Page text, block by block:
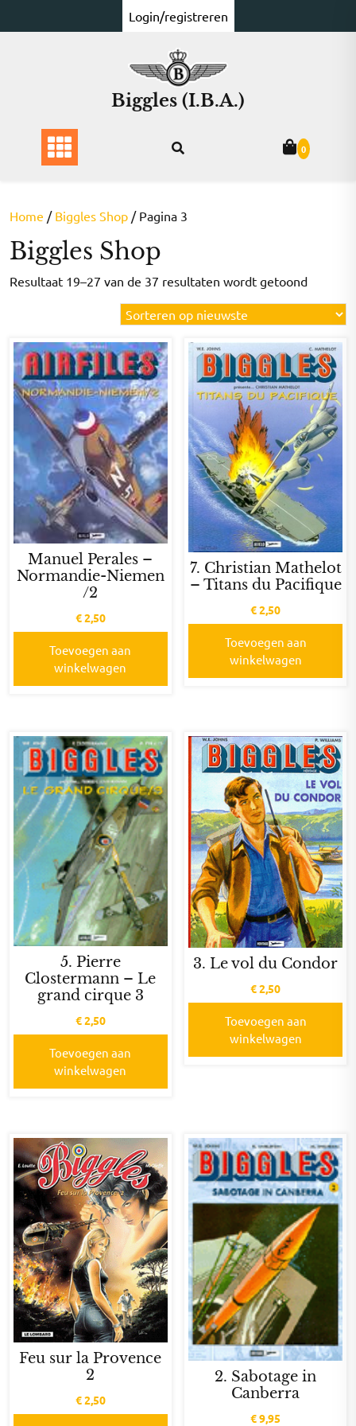
naar
Login/registreren
Biggles (I.B.A.)
0
Home / Biggles Shop / Pagina 3
Biggles Shop
Resultaat 19–27 van de 37 resultaten wordt getoond
op
Manuel Perales –
Normandie-Niemen
/2
€2,50
Toevoegen aan
winkelwagen
7. Christian Mathelot
– Titans du Pacifique
€2,50
Toevoegen aan
winkelwagen
5. Pierre
Clostermann – Le
grand cirque 3
€2,50
Toevoegen aan
winkelwagen
3. Le vol du Condor
€2,50
Toevoegen aan
winkelwagen
Feu sur la Provence
2
€2,50
2. Sabotage in
Canberra
€9,95